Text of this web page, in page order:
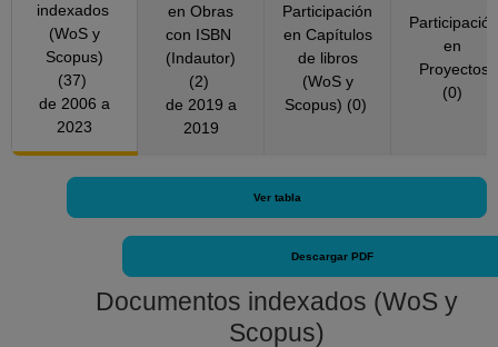
GENETICS AND MOLECULAR RESEARCH,
Brasil (2018)
International Journal of Microbiology, Egipto
(2018, 2020)
INTERNATIONAL JOURNAL OF
SYSTEMATIC AND EVOLUTIONARY
MICROBIOLOGY, Reino Unido (2009)
JOURNAL OF PLANT DISEASES AND
JOURNAL OF PURE AND APPLIED
MICROBIOLOGY, India (2018)
New Microbes and New Infections, Reino
indexados
(WoS y
Scopus)
(37)
de 2006 a
2023
en Obras
con ISBN
(Indautor)
(2)
de 2019 a
2019
Participación
en Capítulos
de libros
(WoS y
Scopus) (0)
Participación
en
Proyectos
(0)
Ver tabla
Descargar PDF
Documentos indexados (WoS y
Scopus)